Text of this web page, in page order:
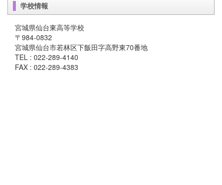
学校情報
宮城県仙台東高等学校
〒984-0832
宮城県仙台市若林区下飯田字高野東70番地
TEL : 022-289-4140
FAX : 022-289-4383